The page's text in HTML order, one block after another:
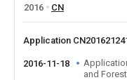
2016 CN
Application
2016-11-18
and